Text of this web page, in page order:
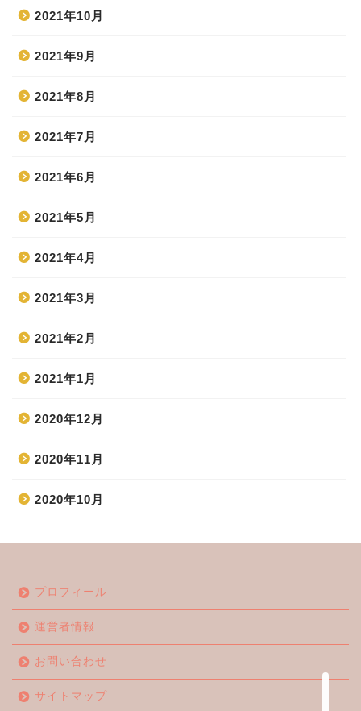
2021年10月
2021年9月
2021年8月
2021年7月
2021年6月
2021年5月
2021年4月
2021年3月
2021年2月
2021年1月
2020年12月
2020年11月
2020年10月
プロフィール
運営者情報
お問い合わせ
サイトマップ
ジャニーズ